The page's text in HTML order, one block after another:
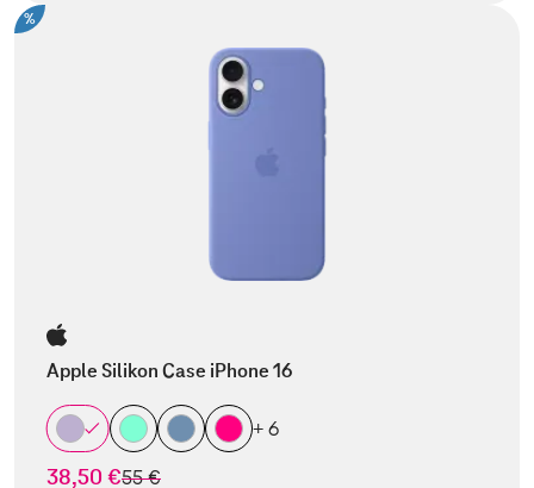
%
Apple Silikon Case iPhone 16
+ 6
38,50 €statt
55 €